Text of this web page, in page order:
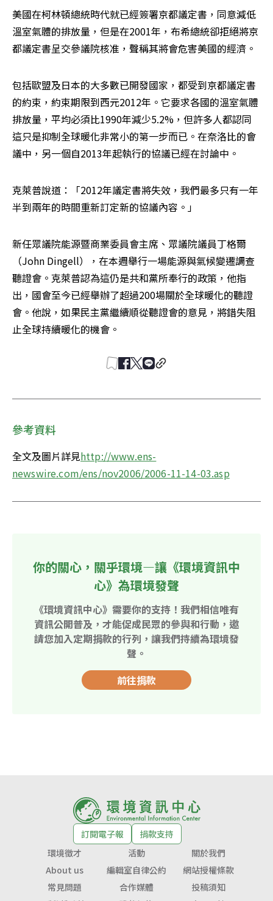
美國在柯林頓總統時代就已經簽署京都議定書，同意減低
溫室氣體的排放量，但是在2001年，布希總統卻拒絕將京
都議定書呈交參議院核准，聲稱其將會危害美國的經濟。
包括歐盟及日本的大多數已開發國家，都受到京都議定書
的約束，約束期限到西元2012年。它要求各國的溫室氣體
排放量，平均必須比1990年減少5.2%，但許多人都認同
這只是抑制全球暖化非常小的第一步而已。在奈洛比的會
議中，另一個自2013年起執行的協議已經在討論中。
克萊普說道：「2012年議定書將失效，我們最多只有一年
半到兩年的時間重新訂定新的協議內容。」
新任眾議院能源暨商業委員會主席、眾議院議員丁格爾
（John Dingell），在本週舉行一場能源與氣候變遷調查
聽證會。克萊普認為這仍是共和黨所奉行的政策，他指
出，國會至今已經舉辦了超過200場關於全球暖化的聽證
會。他說，如果民主黨繼續順從聽證會的意見，將錯失阻
止全球持續暖化的機會。
參考資料
全文及圖片詳見http://www.ens-
newswire.com/ens/nov2006/2006-11-14-03.asp
你的關心，關乎環境—讓《環境資訊中
心》為環境發聲
《環境資訊中心》需要你的支持！我們相信唯有
資訊公開普及，才能促成民眾的參與和行動，邀
請您加入定期捐款的行列，讓我們持續為環境發
聲。
前往捐款
訂閱電子報
捐款支持
環境徵才
活動
關於我們
About us
編輯室自律公約
網站授權條款
常見問題
合作媒體
投稿須知